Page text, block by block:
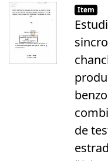
Los
los
umbral
debido
que se
tres
Desde
Son
Item
de